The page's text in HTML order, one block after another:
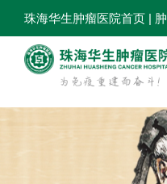
珠海华生肿瘤医院首页 |